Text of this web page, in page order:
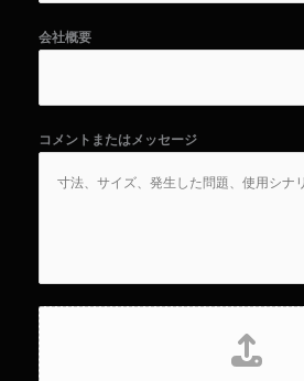
会社概要
コメントまたはメッセージ
フ
ァ
イ